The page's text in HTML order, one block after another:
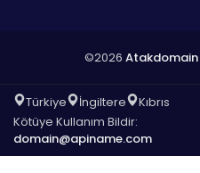
©2026 Atakdomain
Türkiye İngiltere
Kıbrıs
Kötüye Kullanım Bildir:
domain@apiname.com